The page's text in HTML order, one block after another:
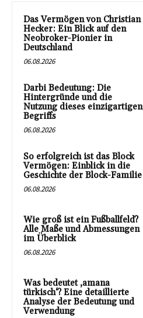
Das Vermögen von Christian
Hecker: Ein Blick auf den
Neobroker-Pionier in
Deutschland
06.08.2026
Darbi Bedeutung: Die
Hintergründe und die
Nutzung dieses einzigartigen
Begriffs
06.08.2026
So erfolgreich ist das Block
Vermögen: Einblick in die
Geschichte der Block-Familie
06.08.2026
Wie groß ist ein Fußballfeld?
Alle Maße und Abmessungen
im Überblick
06.08.2026
Was bedeutet ‚amana
türkisch‘? Eine detaillierte
Analyse der Bedeutung und
Verwendung